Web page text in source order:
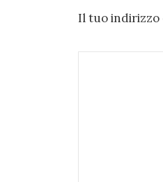
Il tuo indirizzo